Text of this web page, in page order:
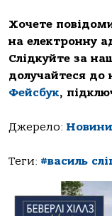
Хочете
на електронну
Слідкуйте за
долучайтеся до
Фейсбук,
Джерело:
Теги: #василь